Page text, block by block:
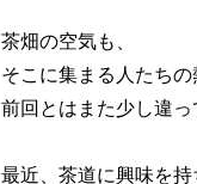
茶畑の空気も、
そこに集まる人たちの
前回とはまた少し違っ
最近、茶道に興味を持